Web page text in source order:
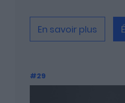
En savoir plus
#29